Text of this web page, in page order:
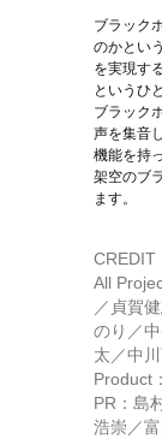
ブラック
のかとい
を実現す
というひ
ブラック
声を集音
機能を持
架空のブ
ます。
CREDIT
All
／貞賀
のり／
太／中
Product
PR：島
浩崇／